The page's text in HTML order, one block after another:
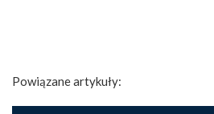
Powiązane artykuły: